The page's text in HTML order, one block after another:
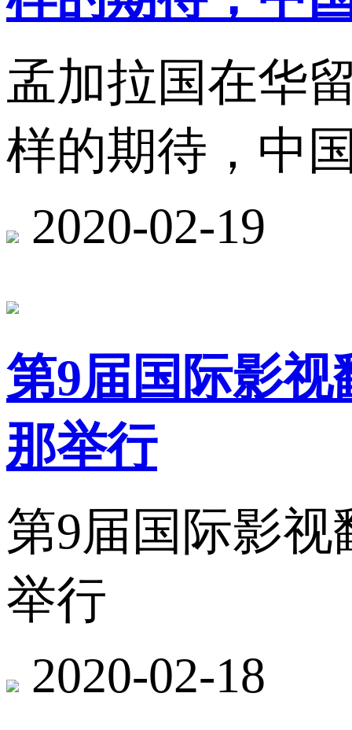
孟加拉国在华
样的期待，中
2020-02-19
第9届国际影视
那举行
第9届国际影视
举行
2020-02-18